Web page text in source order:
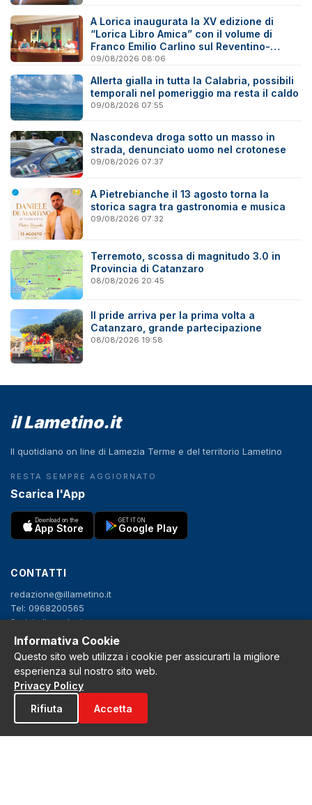
A Lorica inaugurata la XV edizione di
“Lorica Libro Amica” con il volume di
Franco Emilio Carlino sul Reventino-
Savuto
09/08/2026 08:06
Allerta gialla in tutta la Calabria, possibili
temporali nel pomeriggio ma resta il caldo
09/08/2026 07:55
Nascondeva droga sotto un masso in
strada, denunciato uomo nel crotonese
09/08/2026 07:37
A Pietrebianche il 13 agosto torna la
storica sagra tra gastronomia e musica
09/08/2026 07:32
Terremoto, scossa di magnitudo 3.0 in
Provincia di Catanzaro
08/08/2026 20:45
Il pride arriva per la prima volta a
Catanzaro, grande partecipazione
08/08/2026 19:58
il Lametino.it
Il quotidiano on line di Lamezia Terme e del territorio Lametino
RESTA SEMPRE AGGIORNATO
Scarica l'App
Download on the
App Store
GET IT ON
Google Play
CONTATTI
redazione@illametino.it
Tel: 0968200565
Scrivi alla redazione
Pubblicità
SEGUICI
X YT
Informativa Cookie
Questo sito web utilizza i cookie per assicurarti la migliore
esperienza sul nostro sito web.
Privacy Policy
Rifiuta
Accetta